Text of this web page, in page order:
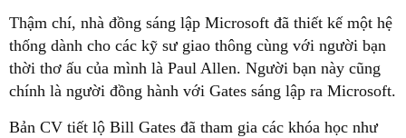
Thậm chí, nhà đồng sáng lập Microsoft đã thiết kế một hệ
thống dành cho các kỹ sư giao thông cùng với người bạn
thời thơ ấu của mình là Paul Allen. Người bạn này cũng
chính là người đồng hành với Gates sáng lập ra Microsoft.
Bản CV tiết lộ Bill Gates đã tham gia các khóa học như